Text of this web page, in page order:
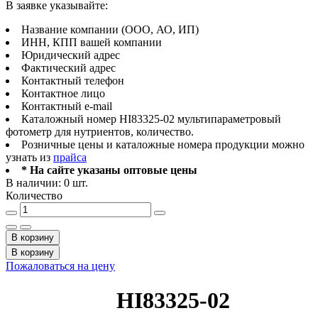
В заявке указывайте:
Название компании (ООО, АО, ИП)
ИНН, КПП вашей компании
Юридический адрес
Фактический адрес
Контактный телефон
Контактное лицо
Контактный e-mail
Каталожный номер HI83325-02 мультипараметровый
фотометр для нутриентов, количество.
Розничные цены и каталожные номера продукции можно
узнать из прайса
* На сайте указаны оптовые цены
В наличии: 0 шт.
Количество
В корзину
В корзину
Пожаловаться на цену
HI83325-02